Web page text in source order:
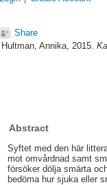
Share
Hultman, Annika, 2015.
Abstract
Syftet med den här
mot omvårdnad samt
försöker dölja smärta
bedöma hur sjuka eller